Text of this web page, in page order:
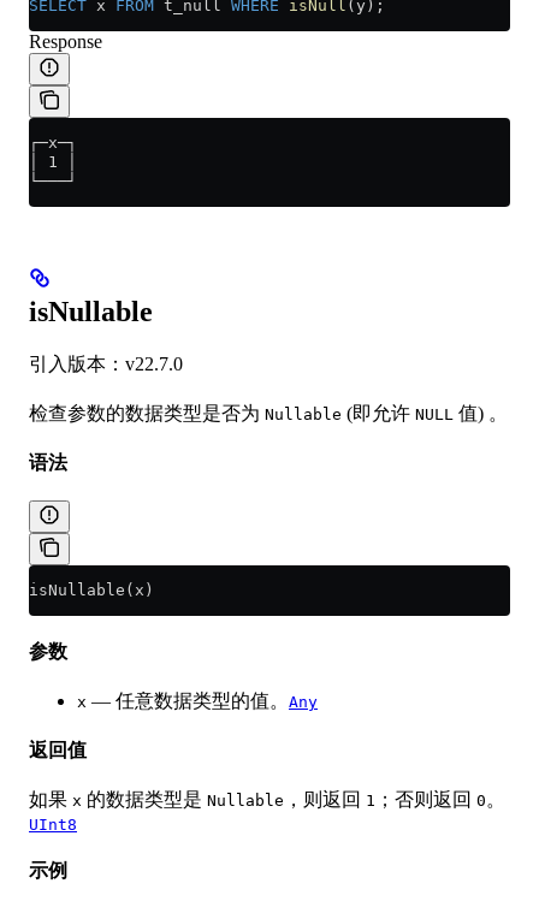
SELECT x FROM t_null WHERE isNull (y);
Response
┌─x─┐
│ 1 │
└───┘
isNullable
引入版本：v22.7.0
检查参数的数据类型是否为 Nullable (即允许 NULL 值) 。
语法
isNullable(x)
参数
x — 任意数据类型的值。 Any
返回值
如果 x 的数据类型是 Nullable ，则返回 1 ；否则返回 0 。
UInt8
示例